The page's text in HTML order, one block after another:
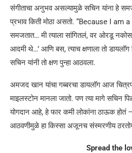
संगीताचा अनुभव असल्यामुळे सचिन यांना हे
प्रभाव किती मोठा असतो. “Because I
समजतात… मी त्याला सांगितलं, वर ओरडू
आदमी थे…’ आणि बस, त्याच क्षणाला तो
सचिन यांनी तो क्षण पुन्हा आठवला.
अमजद खान यांचा गब्बरचा डायलॉग आज
माइलस्टोन मानला जातो. पण त्या मागे सचिन
योगदान आहे, हे फार कमी लोकांना ठाऊक होतं
आठवणीमुळे हा किस्सा अजूनच संस्मरणीय
Spread the